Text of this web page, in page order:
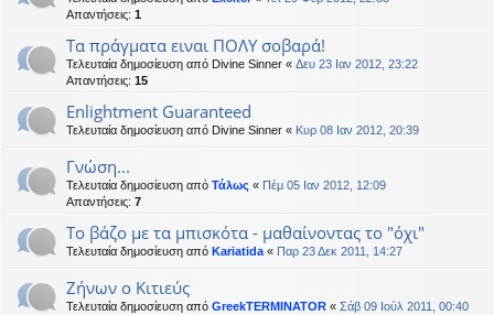
Απαντήσεις: 1
Τα πράγματα ειναι ΠΟΛΥ σοβαρά!
Τελευταία δημοσίευση από Divine Sinner « Δευ 23 Ιαν 2012, 23:22
Απαντήσεις: 15
Enlightment Guaranteed
Τελευταία δημοσίευση από Divine Sinner « Κυρ 08 Ιαν 2012, 20:39
Γνώση...
Τελευταία δημοσίευση από Τάλως « Πέμ 05 Ιαν 2012, 12:09
Απαντήσεις: 7
Το βάζο με τα μπισκότα - μαθαίνοντας το "όχι"
Τελευταία δημοσίευση από Kariatida « Παρ 23 Δεκ 2011, 14:27
Ζήνων ο Κιτιεύς
Τελευταία δημοσίευση από GreekTERMINATOR « Σάβ 09 Ιούλ 2011, 00:40